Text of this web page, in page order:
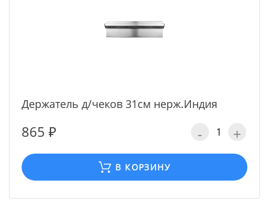
Держатель д/чеков 31cм нерж.Индия
865 ₽ - +
В КОРЗИНУ